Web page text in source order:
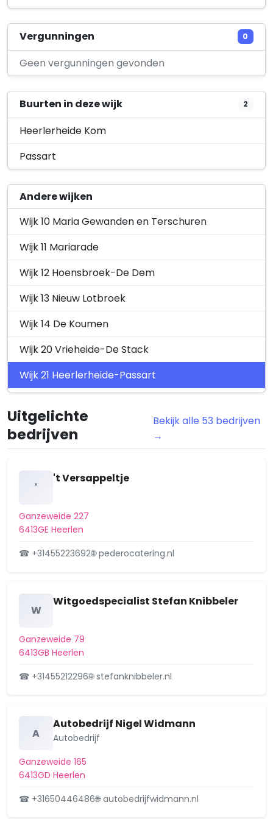
Lokerstraat 14
My Footcare
Gravenstraat 7
Vergunningen 0
Geen vergunningen gevonden
Buurten in deze wijk 2
Heerlerheide Kom
Passart
Andere wijken
Wijk 10 Maria Gewanden en Terschuren
Wijk 11 Mariarade
Wijk 12 Hoensbroek-De Dem
Wijk 13 Nieuw Lotbroek
Wijk 14 De Koumen
Wijk 20 Vrieheide-De Stack
Wijk 21 Heerlerheide-Passart
Wijk 23 De Hei
Wijk 24 Rennemig-Beersdal
Wijk 30 Zeswegen-Nieuw Husken
Wijk 32 Meezenbroek-Schaesbergerveld
Wijk 33 Heerlen-Centrum
Wijk 35 Woonboulevard-Ten Esschen
Wijk 37 Bekkerveld
Wijk 38 Caumerveld-Douve Weien
Wijk 40 Heerlerbaan-Centrum
Wijk 41 Heerlerbaan-Schil
Uitgelichte
bedrijven
Bekijk alle 53 bedrijven
→
'
't Versappeltje
Ganzeweide 227
6413GE Heerlen
☎ +31455223692🌐 pederocatering.nl
W
Witgoedspecialist Stefan Knibbeler
Ganzeweide 79
6413GB Heerlen
☎ +31455212296🌐 stefanknibbeler.nl
A
Autobedrijf Nigel Widmann
Autobedrijf
Ganzeweide 165
6413GD Heerlen
☎ +31650446486🌐 autobedrijfwidmann.nl